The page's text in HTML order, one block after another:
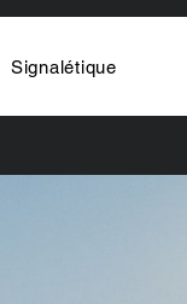
Signalétique